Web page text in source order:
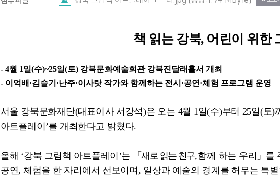
책 읽는 강북, 어린이 위한
- 4월 1일(수)~25일(토) 강북문화예술회관 강북진달래홀서 개최
- 이억배 ·김슬기 ·난주·이사랏 작가와 함께하는 전시 ·공연 ·체험 프로그램 운영
서울 강북문화재단(대표이사 서강석)은 오는 4월 1일(수)부터 25일(토)
아트플레이 ’를 개최한다고 밝혔다.
올해 ‘강북 그림책 아트플레이 ’는 「새로 읽는 친구,함께 하는 우리 」 를
공연, 체험을 한 자리에서 선보이며 , 일상과 예술의 경계를 허무는 특